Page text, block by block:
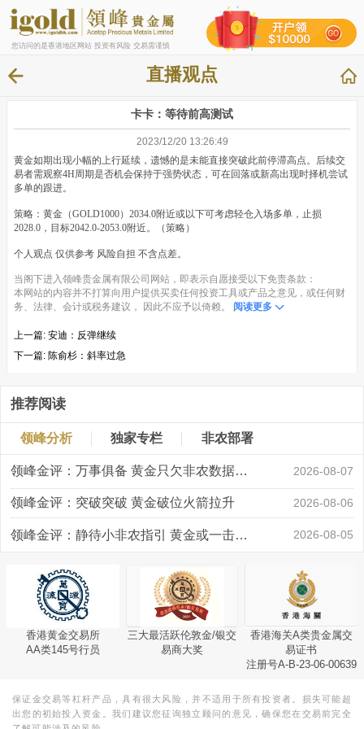
您访问的是香港地区网站 投资有风险 交易需谨慎
直播观点
卡卡：等待前高测试
2023/12/20 13:26:49
黄金如期出现小幅的上行延续，遗憾的是未能直接突破此前停滞高点。后续交
易者需观察4H周期是否机会保持于强势状态，可在回落或新高出现时择机尝试
多单的跟进。
策略：黄金（GOLD1000）2034.0附近或以下可考虑轻仓入场多单，止损
2028.0，目标2042.0-2053.0附近。（策略）
个人观点 仅供参考 风险自担 不含点差。
当阁下进入领峰贵金属有限公司网站，即表示自愿接受以下免责条款：
本网站的内容并不打算向用户提供买卖任何投资工具或产品之意见，或任何财
务、法律、会计或税务建议， 因此不应予以倚赖。
阅读更多
上一篇: 安迪：反弹继续
下一篇: 陈俞杉：斜率过急
推荐阅读
领峰分析 独家专栏 非农部署
领峰金评：万事俱备 黄金只欠非农数据“东风” 2026-08-07
领峰金评：突破突破 黄金破位火箭拉升 2026-08-06
领峰金评：静待小非农指引 黄金或一击破局 2026-08-05
香港黄金交易所
AA类145号行员
三大最活跃伦敦金/银交
易商大奖
香港海关A类贵金属交
易证书
注册号A-B-23-06-00639
保证金交易等杠杆产品，具有很大风险，并不适用于所有投资者。损失可能超
出您的初始投入资金。我们建议您征询独立顾问的意见，确保您在交易前完全